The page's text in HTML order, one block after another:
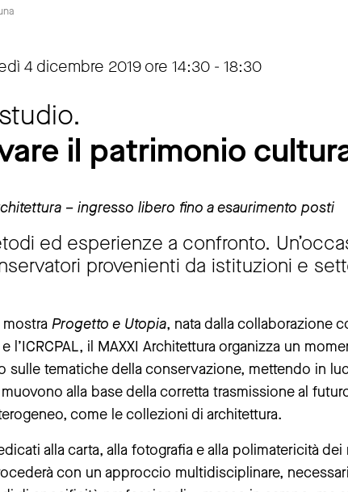
4 dicembre 2019 ore 14:30 - 18:30
il patrimonio
– ingresso libero fino a esaurimento posti
ed esperienze a confronto.
provenienti da istituzioni e
mostra Progetto e Utopia, nata dalla collaborazione
e l’ICRCPAL, il MAXXI Architettura organizza un
sulle tematiche della conservazione, mettendo in
alla base della corretta trasmissione al
come le collezioni di architettura.
alla carta, alla fotografia e alla polimatericità
con un approccio multidisciplinare,